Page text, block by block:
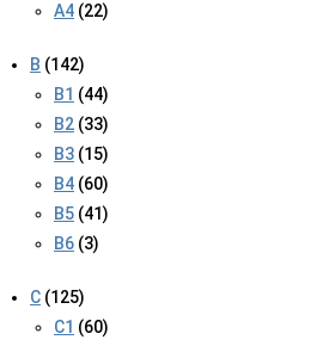
A4 (22)
B (142)
B1 (44)
B2 (33)
B3 (15)
B4 (60)
B5 (41)
B6 (3)
C (125)
C1 (60)